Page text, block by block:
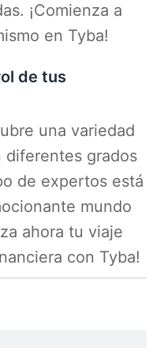
¡Comienza a
en Tyba!
de tus
una variedad
diferentes grados
de expertos está
mundo
ahora tu viaje
con Tyba!